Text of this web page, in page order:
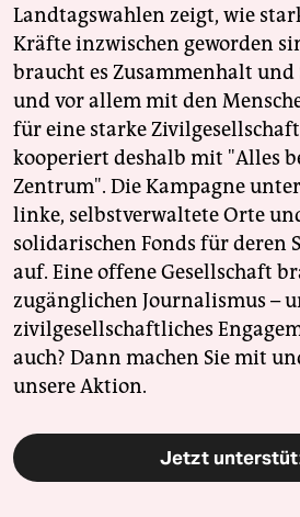
Landtagswahlen zeigt, wie
Kräfte inzwischen geworden
braucht es Zusammenhalt
und vor allem mit den
für eine starke
kooperiert deshalb mit "Alles
Zentrum". Die Kampagne
linke, selbstverwaltete Orte
solidarischen Fonds für deren
auf. Eine offene Gesellschaft
zugänglichen Journalismus –
zivilgesellschaftliches
auch? Dann machen Sie mit
unsere Aktion.
Jetzt